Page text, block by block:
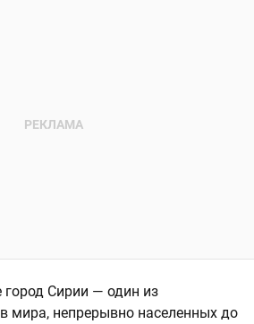
город Сирии — один из
мира, непрерывно населенных до